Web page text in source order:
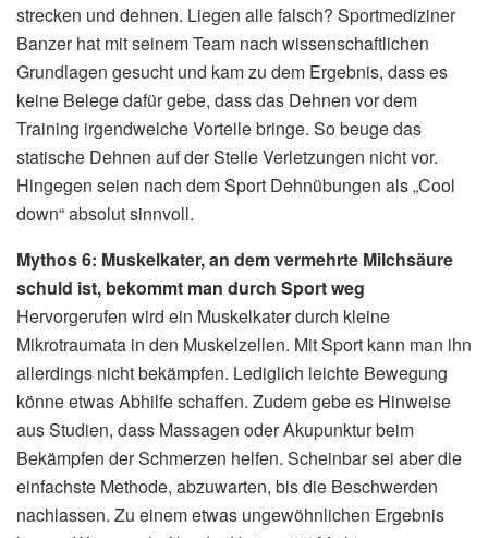
strecken und dehnen. Liegen alle falsch? Sportmediziner
Banzer hat mit seinem Team nach wissenschaftlichen
Grundlagen gesucht und kam zu dem Ergebnis, dass es
keine Belege dafür gebe, dass das Dehnen vor dem
Training irgendwelche Vorteile bringe. So beuge das
statische Dehnen auf der Stelle Verletzungen nicht vor.
Hingegen seien nach dem Sport Dehnübungen als „Cool
down“ absolut sinnvoll.
Mythos 6: Muskelkater, an dem vermehrte Milchsäure
schuld ist, bekommt man durch Sport weg
Hervorgerufen wird ein Muskelkater durch kleine
Mikrotraumata in den Muskelzellen. Mit Sport kann man ihn
allerdings nicht bekämpfen. Lediglich leichte Bewegung
könne etwas Abhilfe schaffen. Zudem gebe es Hinweise
aus Studien, dass Massagen oder Akupunktur beim
Bekämpfen der Schmerzen helfen. Scheinbar sei aber die
einfachste Methode, abzuwarten, bis die Beschwerden
nachlassen. Zu einem etwas ungewöhnlichen Ergebnis